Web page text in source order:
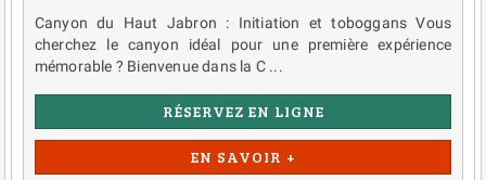
Canyon du Haut Jabron : Initiation et toboggans Vous
cherchez le canyon idéal pour une première expérience
mémorable ? Bienvenue dans la C ...
RÉSERVEZ EN LIGNE
EN SAVOIR +